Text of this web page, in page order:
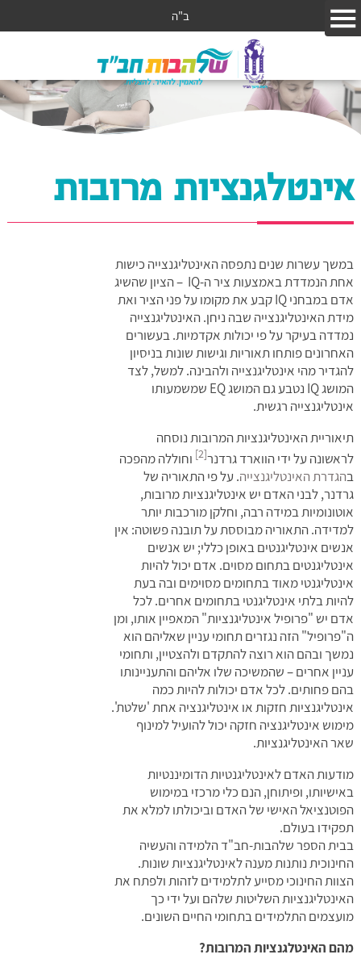
ב"ה
אינטלגנציות מרובות
במשך עשרות שנים נתפסה האינטליגנצייה כישות
אחת הנמדדת באמצעות ציר ה-IQ – הציון שהשיג
אדם במבחני IQ קבע את מקומו על פני הציר ואת
מידת האינטליגנצייה שבה ניחן. האינטליגנצייה
נמדדה בעיקר על פי יכולות אקדמיות. בעשורים
האחרונים פותחו תאוריות וגישות שונות בניסיון
להגדיר מהי אינטליגנצייה ולהבינה. למשל, לצד
המושג IQ נטבע גם המושג EQ שמשמעותו
אינטליגנצייה רגשית.
תיאוריית האינטליגנציות המרובות נוסחה
לראשונה על ידי הווארד גרדנר[2]
וחוללה מהפכה
בהגדרת האינטליגנצייה. על פי התאוריה של
גרדנר, לבני האדם יש אינטליגנציות מרובות,
אוטונומיות במידה רבה, וחלקן מורכבות יותר
למדידה. התאוריה מבוססת על תובנה פשוטה: אין
אנשים אינטליגנטים באופן כללי; יש אנשים
אינטליגנטים בתחום מסוים. אדם יכול להיות
אינטליגנטי מאוד בתחומים מסוימים ובה בעת
להיות בלתי אינטליגנטי בתחומים אחרים. לכל
אדם יש "פרופיל אינטליגנציות" המאפיין אותו, ומן
ה"פרופיל" הזה נגזרים תחומי עניין שאליהם הוא
נמשך ובהם הוא רוצה להתקדם ולהצטיין, ותחומי
עניין אחרים – שהמשיכה שלו אליהם והתעניינותו
בהם פחותים. לכל אדם יכולות להיות כמה
אינטליגנציות חזקות או אינטליגנציה אחת 'שלטת'.
מימוש אינטליגנציה חזקה יכול להועיל למינוף
שאר האינטליגנציות.
מודעות האדם לאינטליגנטיות הדומיננטיות
באישיותו, ופיתוחן, הנם כלי מרכזי במימוש
הפוטנציאל האישי של האדם וביכולתו למלא את
תפקידו בעולם.
בבית הספר שלהבות-חב"ד הלמידה והעשיה
החינוכית נותנות מענה לאינטליגנציות שונות.
הצוות החינוכי מסייע לתלמידים לזהות ולפתח את
האינטליגנציות השליטות שלהם ועל ידי כך
מועצמים התלמידים בתחומי החיים השונים.
מהם האינטלגנציות המרובות?